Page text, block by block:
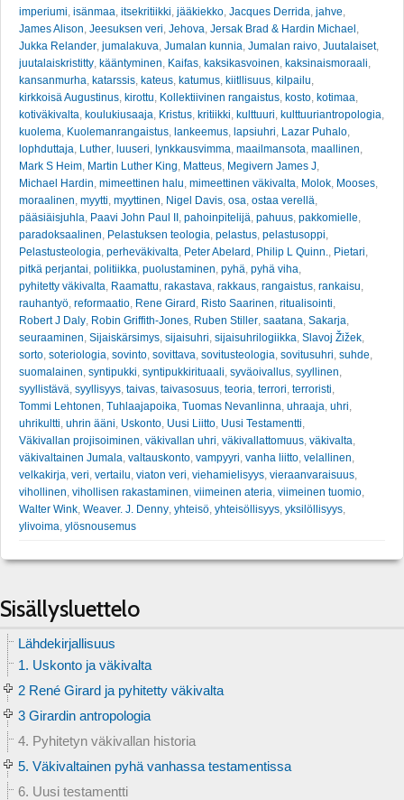
imperiumi, isänmaa, itsekritiikki, jääkiekko, Jacques Derrida, jahve,
James Alison, Jeesuksen veri, Jehova, Jersak Brad & Hardin Michael ,
Jukka Relander, jumalakuva, Jumalan kunnia, Jumalan raivo, Juutalaiset,
juutalaiskristitty, kääntyminen, Kaifas, kaksikasvoinen, kaksinaismoraali,
kansanmurha, katarssis, kateus, katumus, kiitllisuus, kilpailu,
kirkkoisä Augustinus, kirottu, Kollektiivinen rangaistus, kosto, kotimaa,
kotiväkivalta, koulukiusaaja, Kristus, kritiikki, kulttuuri, kulttuuriantropologia,
kuolema, Kuolemanrangaistus, lankeemus, lapsiuhri, Lazar Puhalo,
lophduttaja, Luther, luuseri, lynkkausvimma, maailmansota, maallinen,
Mark S Heim, Martin Luther King, Matteus, Megivern James J,
Michael Hardin, mimeettinen halu, mimeettinen väkivalta, Molok, Mooses,
moraalinen, myytti, myyttinen, Nigel Davis, osa, ostaa verellä,
pääsiäisjuhla, Paavi John Paul II , pahoinpitelijä, pahuus, pakkomielle,
paradoksaalinen, Pelastuksen teologia, pelastus, pelastusoppi,
Pelastusteologia, perheväkivalta, Peter Abelard , Philip L Quinn., Pietari,
pitkä perjantai, politiikka, puolustaminen, pyhä, pyhä viha,
pyhitetty väkivalta, Raamattu, rakastava, rakkaus, rangaistus, rankaisu,
rauhantyö, reformaatio, Rene Girard , Risto Saarinen, ritualisointi,
Robert J Daly, Robin Griffith-Jones, Ruben Stiller, saatana, Sakarja,
seuraaminen, Sijaiskärsimys, sijaisuhri, sijaisuhrilogiikka, Slavoj Žižek,
sorto, soteriologia, sovinto, sovittava, sovitusteologia, sovitusuhri, suhde,
suomalainen, syntipukki, syntipukkirituaali, syväoivallus, syyllinen,
syyllistävä, syyllisyys, taivas, taivasosuus, teoria, terrori, terroristi,
Tommi Lehtonen, Tuhlaajapoika, Tuomas Nevanlinna, uhraaja, uhri,
uhrikultti, uhrin ääni, Uskonto, Uusi Liitto, Uusi Testamentti,
Väkivallan projisoiminen, väkivallan uhri, väkivallattomuus, väkivalta,
väkivaltainen Jumala, valtauskonto, vampyyri, vanha liitto, velallinen,
velkakirja, veri, vertailu, viaton veri, viehamielisyys, vieraanvaraisuus,
vihollinen, vihollisen rakastaminen, viimeinen ateria, viimeinen tuomio,
Walter Wink, Weaver. J. Denny, yhteisö, yhteisöllisyys, yksilöllisyys,
ylivoima, ylösnousemus
Sisällysluettelo
Lähdekirjallisuus
1. Uskonto ja väkivalta
2 René Girard ja pyhitetty väkivalta
3 Girardin antropologia
4. Pyhitetyn väkivallan historia
5. Väkivaltainen pyhä vanhassa testamentissa
6. Uusi testamentti